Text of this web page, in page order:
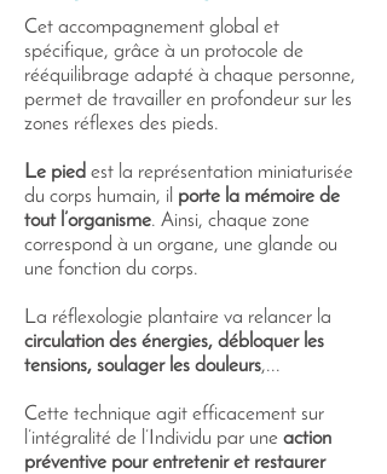
Cet accompagnement global et
spécifique, grâce à un protocole de
rééquilibrage adapté à chaque personne,
permet de travailler en profondeur sur les
zones réflexes des pieds.
Le pied est la représentation miniaturisée
du corps humain, il porte la mémoire de
tout l’organisme. Ainsi, chaque zone
correspond à un organe, une glande ou
une fonction du corps.
La réflexologie plantaire va relancer la
circulation des énergies, débloquer les
tensions, soulager les douleurs,...
Cette technique agit efficacement sur
l’intégralité de l’Individu par une action
préventive pour entretenir et restaurer